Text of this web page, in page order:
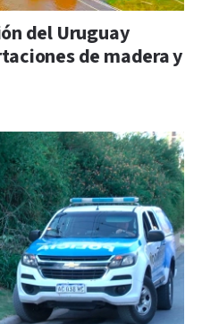
del Uruguay
de madera y